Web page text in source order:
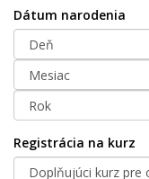
Dátum narodenia
Registrácia na kurz